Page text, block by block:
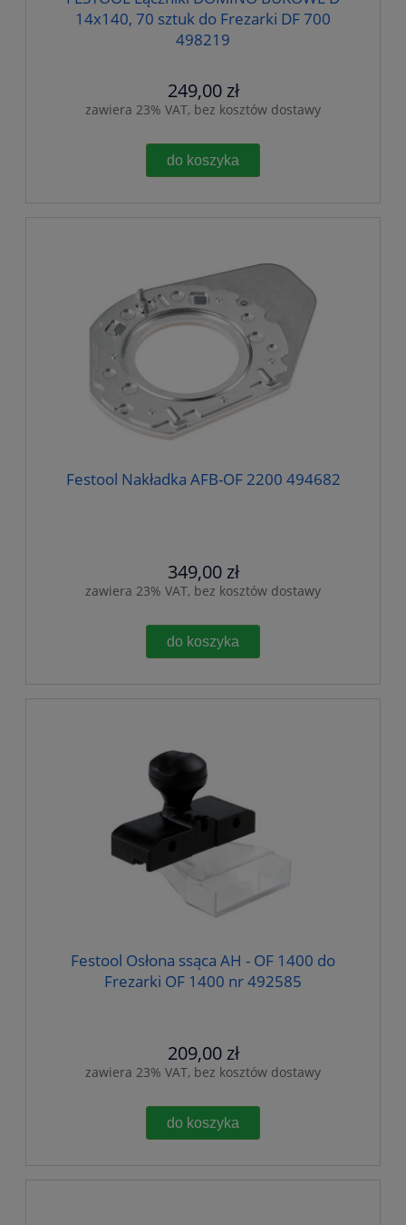
14x140, 70 sztuk do Frezarki DF 700
498219
249,00 zł
zawiera 23% VAT, bez kosztów dostawy
do koszyka
Festool Nakładka AFB-OF 2200 494682
349,00 zł
zawiera 23% VAT, bez kosztów dostawy
do koszyka
Festool Osłona ssąca AH - OF 1400 do
Frezarki OF 1400 nr 492585
209,00 zł
zawiera 23% VAT, bez kosztów dostawy
do koszyka